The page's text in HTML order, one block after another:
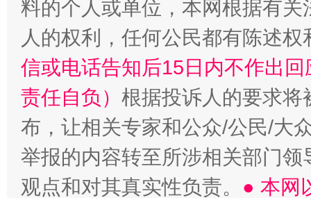
料的个人或单位，本网根据有
人的权利，任何公民都有陈述
信或电话告知后15日内不作出
责任自负） 根据投诉人的要求将
布，让相关专家和公众/公民/大
举报的内容转至所涉相关部门
观点和对其真实性负责。 ● 本网